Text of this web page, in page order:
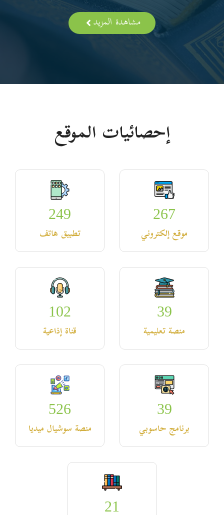
مشاهدة المزيد
إحصائيات الموقع
267
موقع إلكتروني
249
تطبيق هاتف
39
منصة تعليمية
102
قناة إذاعية
39
برنامج حاسوبي
526
منصة سوشيال ميديا
21